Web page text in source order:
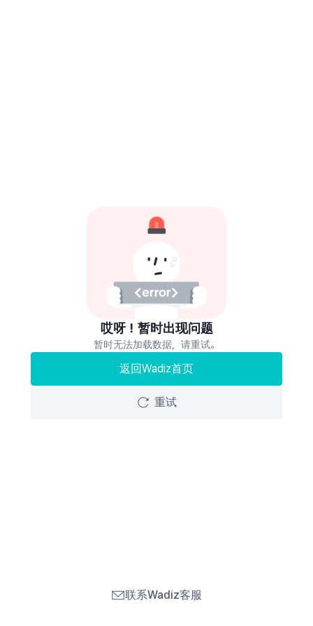
哎呀！暂时出现问题
暂时无法加载数据，请重试。
返回Wadiz首页
重试
联系Wadiz客服